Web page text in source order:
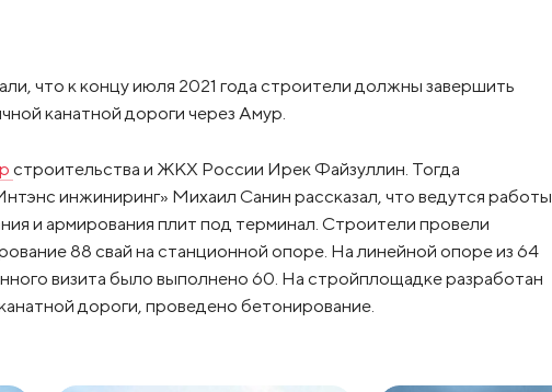
что к концу июля 2021 года строители должны завершить
канатной дороги через Амур.
строительства и ЖКХ России Ирек Файзуллин. Тогда
инжиниринг» Михаил Санин рассказал, что ведутся работы
и армирования плит под терминал. Строители провели
88 свай на станционной опоре. На линейной опоре из 64
визита было выполнено 60. На стройплощадке разработан
дороги, проведено бетонирование.